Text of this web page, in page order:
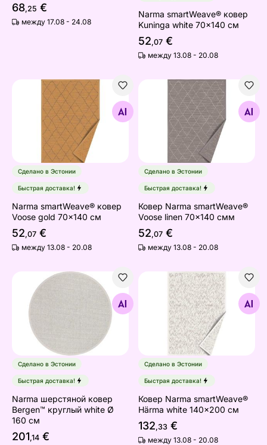
68,25 €
между 17.08 - 24.08
Narma smartWeave® ковер
Kuninga white 70x140 см
52,07 €
между 13.08 - 20.08
Narma smartWeave® ковер Voose gold 70x140 см
Найдите похожие
Сделано в Эстонии
Быстрая доставка!
Narma smartWeave® ковер
Voose gold 70x140 см
52,07 €
между 13.08 - 20.08
Ковер Narma
Найдите похожие
Сделано в Эстонии
Быстрая доставка!
Ковер Narma smartWeave®
Voose linen 70x140 смм
52,07 €
между 13.08 - 20.08
Narma шерстяной ковeр Bergen™ круглый white Ø
Найдите похожие
Сделано в Эстонии
Быстрая доставка!
Narma шерстяной ковeр
Bergen™ круглый white Ø
160 см
201,14 €
Ковер Narma
Найдите похожие
Сделано в Эстонии
Быстрая доставка!
Ковер Narma smartWeave®
Härma white 140x200 см
132,33 €
между 13.08 - 20.08